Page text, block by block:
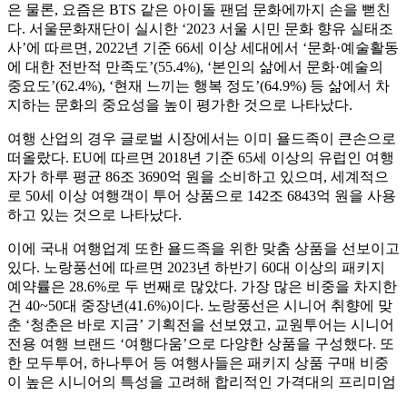
은 물론, 요즘은 BTS 같은 아이돌 팬덤 문화에까지 손을 뻗친
다. 서울문화재단이 실시한 ‘2023 서울 시민 문화 향유 실태조
사’에 따르면, 2022년 기준 66세 이상 세대에서 ‘문화·예술활동
에 대한 전반적 만족도’(55.4%), ‘본인의 삶에서 문화·예술의
중요도’(62.4%), ‘현재 느끼는 행복 정도’(64.9%) 등 삶에서 차
지하는 문화의 중요성을 높이 평가한 것으로 나타났다.
여행 산업의 경우 글로벌 시장에서는 이미 욜드족이 큰손으로
떠올랐다. EU에 따르면 2018년 기준 65세 이상의 유럽인 여행
자가 하루 평균 86조 3690억 원을 소비하고 있으며, 세계적으
로 50세 이상 여행객이 투어 상품으로 142조 6843억 원을 사용
하고 있는 것으로 나타났다.
이에 국내 여행업계 또한 욜드족을 위한 맞춤 상품을 선보이고
있다. 노랑풍선에 따르면 2023년 하반기 60대 이상의 패키지
예약률은 28.6%로 두 번째로 많았다. 가장 많은 비중을 차지한
건 40~50대 중장년(41.6%)이다. 노랑풍선은 시니어 취향에 맞
춘 ‘청춘은 바로 지금’ 기획전을 선보였고, 교원투어는 시니어
전용 여행 브랜드 ‘여행다움’으로 다양한 상품을 구성했다. 또
한 모두투어, 하나투어 등 여행사들은 패키지 상품 구매 비중
이 높은 시니어의 특성을 고려해 합리적인 가격대의 프리미엄